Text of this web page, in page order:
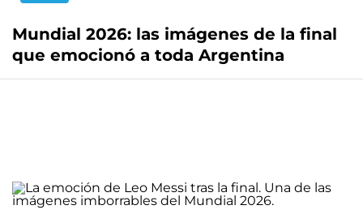
Mundial 2026: las imágenes de la final
que emocionó a toda Argentina